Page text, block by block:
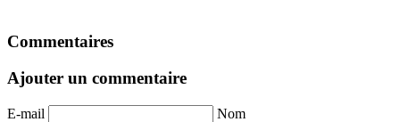
Commentaires
Ajouter un commentaire
E-mail Nom